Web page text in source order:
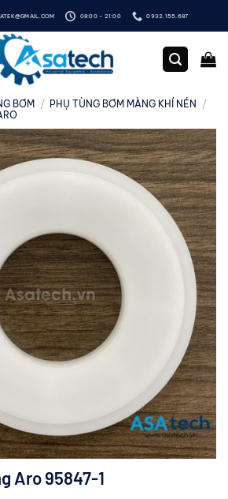
08:00 - 21:00 0932.155.687
BƠM / PHỤ TÙNG BƠM MÀNG KHÍ NÉN
/
Aro 95847-1